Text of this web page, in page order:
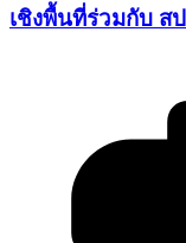
เชิงพื้นที่ร่วมกับ ส